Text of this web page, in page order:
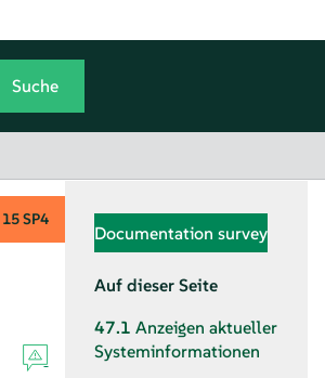
15 SP4
Documentation survey
Auf dieser Seite
47.1 Anzeigen aktueller
Systeminformationen